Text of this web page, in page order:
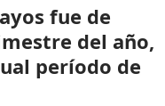
fue de
del año,
período de